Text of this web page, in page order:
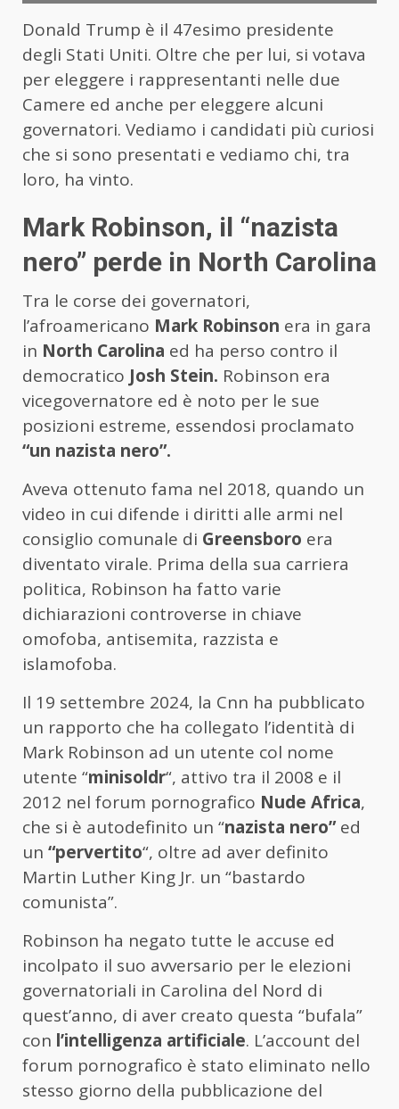
Donald Trump è il 47esimo presidente
degli Stati Uniti. Oltre che per lui, si votava
per eleggere i rappresentanti nelle due
Camere ed anche per eleggere alcuni
governatori. Vediamo i candidati più curiosi
che si sono presentati e vediamo chi, tra
loro, ha vinto.
Mark Robinson, il “nazista
nero” perde in North Carolina
Tra le corse dei governatori,
l’afroamericano Mark Robinson era in gara
in North Carolina ed ha perso contro il
democratico Josh Stein. Robinson era
vicegovernatore ed è noto per le sue
posizioni estreme, essendosi proclamato
“un nazista nero”.
Aveva ottenuto fama nel 2018, quando un
video in cui difende i diritti alle armi nel
consiglio comunale di Greensboro era
diventato virale. Prima della sua carriera
politica, Robinson ha fatto varie
dichiarazioni controverse in chiave
omofoba, antisemita, razzista e
islamofoba.
Il 19 settembre 2024, la Cnn ha pubblicato
un rapporto che ha collegato l’identità di
Mark Robinson ad un utente col nome
utente “minisoldr“, attivo tra il 2008 e il
2012 nel forum pornografico Nude Africa,
che si è autodefinito un “nazista nero”ed
un “pervertito“, oltre ad aver definito
Martin Luther King Jr. un “bastardo
comunista”.
Robinson ha negato tutte le accuse ed
incolpato il suo avversario per le elezioni
governatoriali in Carolina del Nord di
quest’anno, di aver creato questa “bufala”
con l’intelligenza artificiale. L’account del
forum pornografico è stato eliminato nello
stesso giorno della pubblicazione del